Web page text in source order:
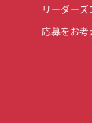
リーダーズ
応募をお考